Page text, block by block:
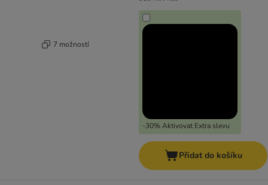
7 možností
-30% Aktivovat Extra slevu
Přidat do košíku